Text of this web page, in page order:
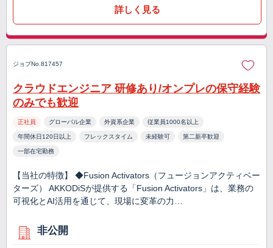
詳しく見る
ジョブNo.817457
クラウドエンジニア 研修あり/オンプレの保守経験
のみでも歓迎
正社員 グローバル企業 外資系企業 従業員1000名以上
年間休日120日以上 フレックスタイム 未経験可 第二新卒歓迎
一部在宅勤務
【当社の特徴】 ◆Fusion Activators（フュージョンアクティベー
ターズ） AKKODiSが提供する「Fusion Activators」は、業務の
可視化とAI活用を通じて、現場に変革の力…
非公開